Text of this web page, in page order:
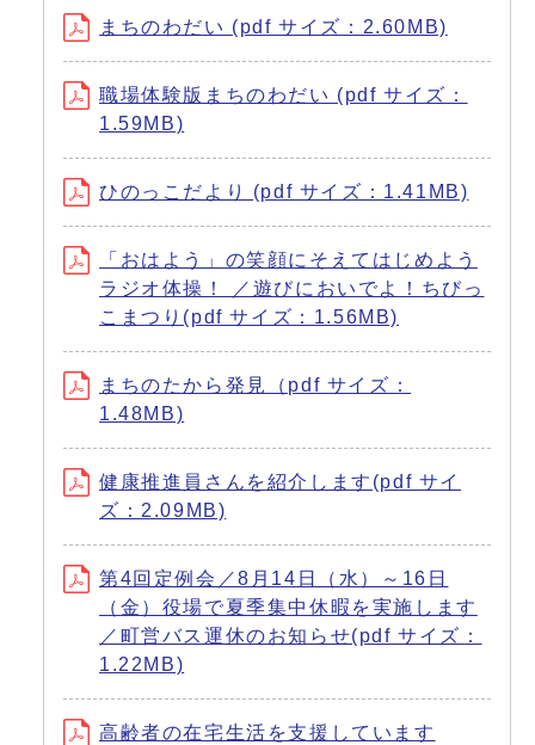
まちのわだい (pdf サイズ：2.60MB)
職場体験版まちのわだい (pdf サイズ：
1.59MB)
ひのっこだより (pdf サイズ：1.41MB)
「おはよう」の笑顔にそえてはじめよう
ラジオ体操！ ／遊びにおいでよ！ちびっ
こまつり(pdf サイズ：1.56MB)
まちのたから発見（pdf サイズ：
1.48MB)
健康推進員さんを紹介します(pdf サイ
ズ：2.09MB)
第4回定例会／8月14日（水）～16日
（金）役場で夏季集中休暇を実施します
／町営バス運休のお知らせ(pdf サイズ：
1.22MB)
高齢者の在宅生活を支援しています